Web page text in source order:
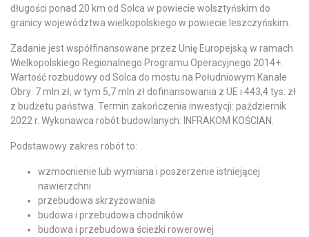
długości ponad 20 km od Solca w powiecie wolsztyńskim do
granicy województwa wielkopolskiego w powiecie leszczyńskim.
Zadanie jest współfinansowane przez Unię Europejską w ramach
Wielkopolskiego Regionalnego Programu Operacyjnego 2014+.
Wartość rozbudowy od Solca do mostu na Południowym Kanale
Obry: 7 mln zł, w tym 5,7 mln zł dofinansowania z UE i 443,4 tys. zł
z budżetu państwa. Termin zakończenia inwestycji: październik
2022 r. Wykonawca robót budowlanych: INFRAKOM KOŚCIAN.
Podstawowy zakres robót to:
wzmocnienie lub wymiana i poszerzenie istniejącej
nawierzchni
przebudowa skrzyżowania
budowa i przebudowa chodników
budowa i przebudowa ścieżki rowerowej